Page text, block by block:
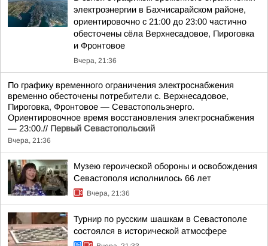
электроэнергии в Бахчисарайском районе,
ориентировочно с 21:00 до 23:00 частично
обесточены сёла Верхнесадовое, Пироговка
и Фронтовое
Вчера, 21:36
По графику временного ограничения электроснабжения
временно обесточены потребители с. Верхнесадовое,
Пироговка, Фронтовое — Севастопольэнерго.
Ориентировочное время восстановления электроснабжения
— 23:00.// Первый Севастопольский
Вчера, 21:36
Музею героической обороны и освобождения
Севастополя исполнилось 66 лет
Вчера, 21:36
Турнир по русским шашкам в Севастополе
состоялся в исторической атмосфере